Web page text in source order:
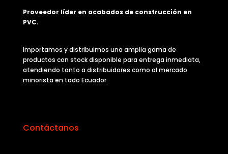
Proveedor líder en acabados de construcción en
PVC.
Importamos y distribuimos una amplia gama de
productos con stock disponible para entrega inmediata,
atendiendo tanto a distribuidores como al mercado
minorista en todo Ecuador.
Contáctanos